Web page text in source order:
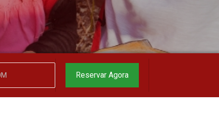
Reservar Agora